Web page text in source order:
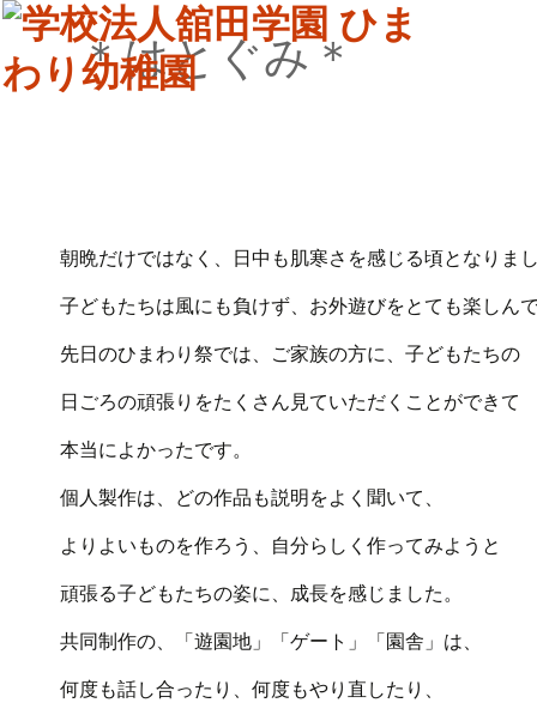
＊はとぐみ＊
朝晩だけではなく、日中も肌寒さを感じる頃となりま
子どもたちは風にも負けず、お外遊びをとても楽しん
先日のひまわり祭では、ご家族の方に、子どもたちの
日ごろの頑張りをたくさん見ていただくことができて
本当によかったです。
個人製作は、どの作品も説明をよく聞いて、
よりよいものを作ろう、自分らしく作ってみようと
頑張る子どもたちの姿に、成長を感じました。
共同制作の、「遊園地」「ゲート」「園舎」は、
何度も話し合ったり、何度もやり直したり、